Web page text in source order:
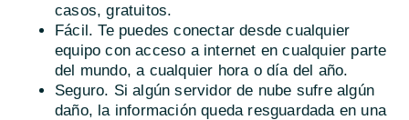
casos, gratuitos.
Fácil. Te puedes conectar desde cualquier
equipo con acceso a internet en cualquier parte
del mundo, a cualquier hora o día del año.
Seguro. Si algún servidor de nube sufre algún
daño, la información queda resguardada en una